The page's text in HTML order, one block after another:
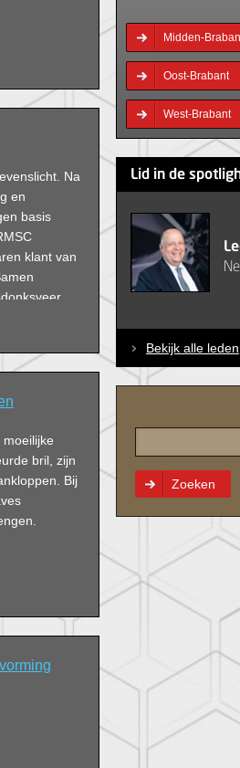
Na
en
basis
klant van
bril, zijn
Bij
Midden-
Oost-Brabant
West-Brabant
Lid in de
Bekijk alle leden
Zoeken